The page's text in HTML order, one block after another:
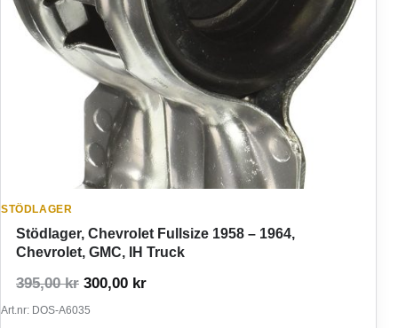
STÖDLAGER
Stödlager, Chevrolet Fullsize 1958 – 1964,
Chevrolet, GMC, IH Truck
395,00kr Det ursprungliga priset var: 395,00 kr.
300,00 krDet nuvarande priset är: 300,00 kr.
Art.nr: DOS-A6035